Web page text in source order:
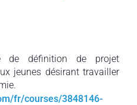
de définition de projet
jeunes désirant travailler
fr/courses/3848146-